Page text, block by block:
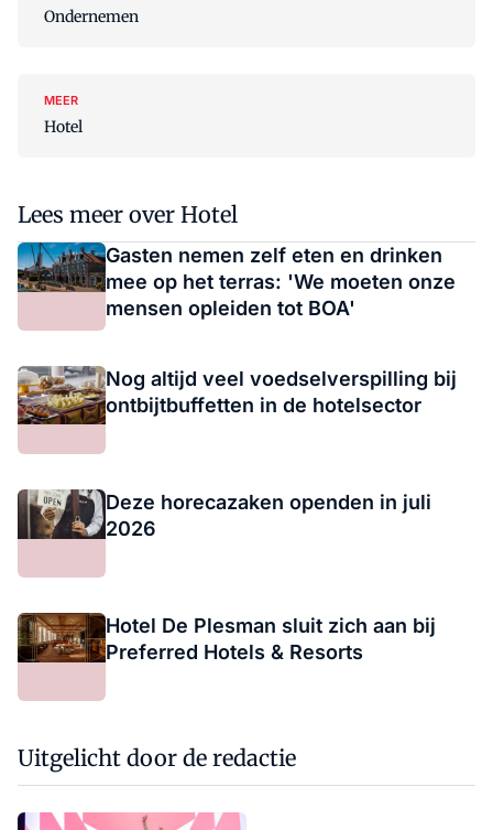
Ondernemen
MEER
Hotel
Lees meer over Hotel
Gasten nemen zelf eten en drinken
mee op het terras: 'We moeten onze
mensen opleiden tot BOA'
Nog altijd veel voedselverspilling bij
ontbijtbuffetten in de hotelsector
Deze horecazaken openden in juli
2026
Hotel De Plesman sluit zich aan bij
Preferred Hotels & Resorts
Uitgelicht door de redactie